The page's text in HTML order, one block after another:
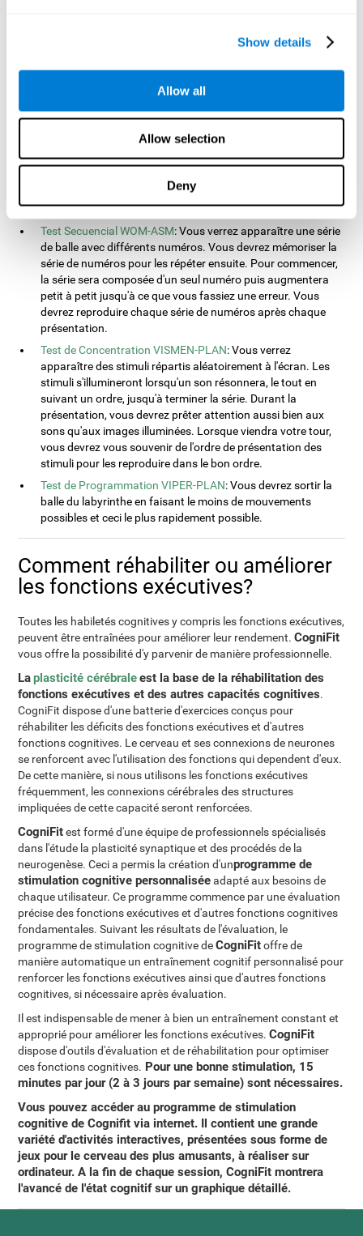
Show details
Allow all
Allow selection
Deny
: Pour ce test, vous verrez
la couleur coïncidera avec la couleur des lettres écrites, vous
devrez répondre. S'ils ne coïncident pas, vous ne devrez pas
communs apparaître à l'écran. Premièrement, vous devrez
vous souvenir de l'ordre de présentation des trois objets
différents à ceux présentés au départ apparaitront à l'écran.
Vous devrez alors identifier la séquence initiale.
Test Secuencial WOM-ASM: Vous verrez apparaître une série
de balle avec différents numéros. Vous devrez mémoriser la
série de numéros pour les répéter ensuite. Pour commencer,
la série sera composée d'un seul numéro puis augmentera
petit à petit jusqu'à ce que vous fassiez une erreur. Vous
devrez reproduire chaque série de numéros après chaque
présentation.
Test de Concentration VISMEN-PLAN: Vous verrez
apparaître des stimuli répartis aléatoirement à l'écran. Les
stimuli s'illumineront lorsqu'un son résonnera, le tout en
suivant un ordre, jusqu'à terminer la série. Durant la
présentation, vous devrez prêter attention aussi bien aux
sons qu'aux images illuminées. Lorsque viendra votre tour,
vous devrez vous souvenir de l'ordre de présentation des
stimuli pour les reproduire dans le bon ordre.
Test de Programmation VIPER-PLAN: Vous devrez sortir la
balle du labyrinthe en faisant le moins de mouvements
possibles et ceci le plus rapidement possible.
Comment réhabiliter ou améliorer
les fonctions exécutives?
Toutes les habiletés cognitives y compris les fonctions exécutives,
peuvent être entraînées pour améliorer leur rendement.CogniFit
vous offre la possibilité d'y parvenir de manière professionnelle.
Laplasticité cérébraleest la base de la réhabilitation des
fonctions exécutives et des autres capacités cognitives.
CogniFit dispose d'une batterie d'exercices conçus pour
réhabiliter les déficits des fonctions exécutives et d'autres
fonctions cognitives. Le cerveau et ses connexions de neurones
se renforcent avec l'utilisation des fonctions qui dependent d'eux.
De cette manière, si nous utilisons les fonctions exécutives
fréquemment, les connexions cérébrales des structures
impliquées de cette capacité seront renforcées.
CogniFitest formé d'une équipe de professionnels spécialisés
dans l'étude la plasticité synaptique et des procédés de la
neurogenèse. Ceci a permis la création d'unprogramme de
stimulation cognitive personnaliséeadapté aux besoins de
chaque utilisateur. Ce programme commence par une évaluation
précise des fonctions exécutives et d'autres fonctions cognitives
fondamentales. Suivant les résultats de l'évaluation, le
programme de stimulation cognitive deCogniFitoffre de
manière automatique un entraînement cognitif personnalisé pour
renforcer les fonctions exécutives ainsi que d'autres fonctions
cognitives, si nécessaire après évaluation.
Il est indispensable de mener à bien un entraînement constant et
approprié pour améliorer les fonctions exécutives.CogniFit
dispose d'outils d'évaluation et de réhabilitation pour optimiser
ces fonctions cognitives. Pour une bonne stimulation, 15
minutes par jour (2 à 3 jours par semaine) sont nécessaires.
Vous pouvezaccéder au programme de stimulation
cognitive de Cognifit via internet. Il contient une grande
variété d'activités interactives, présentées sous forme de
jeux pour le cerveau des plus amusants, à réaliser sur
ordinateur. A la fin de chaque session,CogniFit montrera
l'avancé de l'état cognitif sur un graphique détaillé.